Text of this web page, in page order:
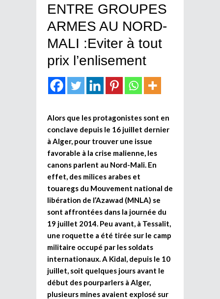
ENTRE GROUPES
ARMES AU NORD-
MALI :Eviter à tout
prix l’enlisement
Alors que les protagonistes sont en
conclave depuis le 16 juillet dernier
à Alger, pour trouver une issue
favorable à la crise malienne, les
canons parlent au Nord-Mali. En
effet, des milices arabes et
touaregs du Mouvement national de
libération de l’Azawad (MNLA) se
sont affrontées dans la journée du
19 juillet 2014. Peu avant, à Tessalit,
une roquette a été tirée sur le camp
militaire occupé par les soldats
internationaux. A Kidal, depuis le 10
juillet, soit quelques jours avant le
début des pourparlers à Alger,
plusieurs mines avaient explosé sur